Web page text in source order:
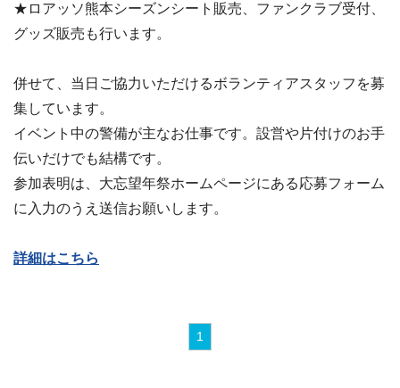
★ロアッソ熊本シーズンシート販売、ファンクラブ受付、
グッズ販売も行います。
併せて、当日ご協力いただけるボランティアスタッフを募
集しています。
イベント中の警備が主なお仕事です。設営や片付けのお手
伝いだけでも結構です。
参加表明は、大忘望年祭ホームページにある応募フォーム
に入力のうえ送信お願いします。
詳細はこちら
1